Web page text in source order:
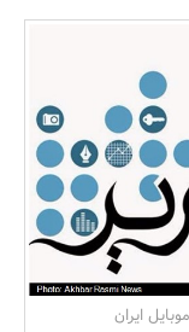
مسکن و ساختمان
ایران